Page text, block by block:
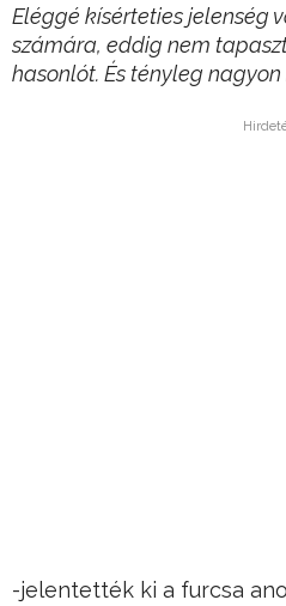
Eléggé kísérteties jelenség
számára, eddig nem
hasonlót. És tényleg nagyon
-jelentették ki a furcsa